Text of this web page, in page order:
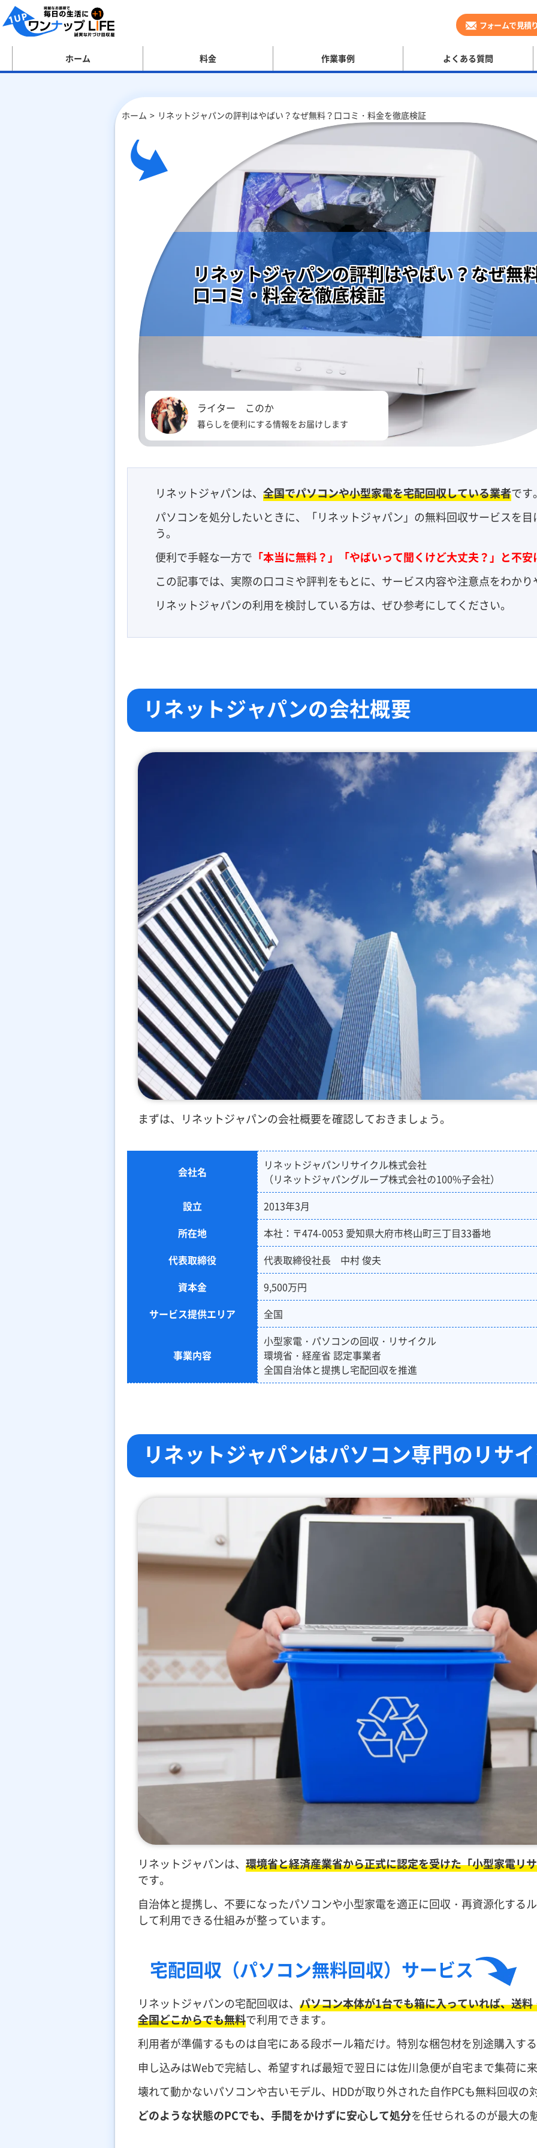
フォームで見積
ホーム 料金 作業事例 よくある質問
ホーム リネットジャパンの評判はやばい？なぜ無料？口コミ・料金を徹底検証
リネットジャパンの評判はやばい？なぜ無
口コミ・料金を徹底検証
ライター このか
暮らしを便利にする情報をお届けします
リネットジャパンは、 全国でパソコンや小型家電を宅配回収している業者です
パソコンを処分したいときに、「リネットジャパン」の無料回収サービスを
う。
便利で手軽な一方で 「本当に無料？」「やばいって聞くけど大丈夫？」と不
この記事では、実際の口コミや評判をもとに、サービス内容や注意点をわか
リネットジャパンの利用を検討している方は、ぜひ参考にしてください。
リネットジャパンの会社概要
まずは、リネットジャパンの会社概要を確認しておきましょう。
会社名
リネットジャパンリサイクル株式会社
（リネットジャパングループ株式会社の100%子会社）
設立
2013年3月
所在地
本社：〒474-0053 愛知県大府市柊山町三丁目33番地
代表取締役
代表取締役社長 中村 俊夫
資本金
9,500万円
サービス提供エリア
全国
事業内容
小型家電・パソコンの回収・リサイクル
環境省・経産省 認定事業者
全国自治体と提携し宅配回収を推進
リネットジャパンはパソコン専門のリサ
リネットジャパンは、 環境省と経済産業省から正式に認定を受けた「小型家電リ
です。
自治体と提携し、不要になったパソコンや小型家電を適正に回収・再資源化する
して利用できる仕組みが整っています。
宅配回収（パソコン無料回収）サービス
リネットジャパンの宅配回収は、 パソコン本体が1台でも箱に入っていれば、送
全国どこからでも無料で利用できます。
利用者が準備するものは自宅にある段ボール箱だけ。特別な梱包材を別途購入す
申し込みはWebで完結し、希望すれば最短で翌日には佐川急便が自宅まで集荷に
壊れて動かないパソコンや古いモデル、HDDが取り外された自作PCも無料回収の
どのような状態のPCでも、手間をかけずに安心して処分を任せられるのが最大の